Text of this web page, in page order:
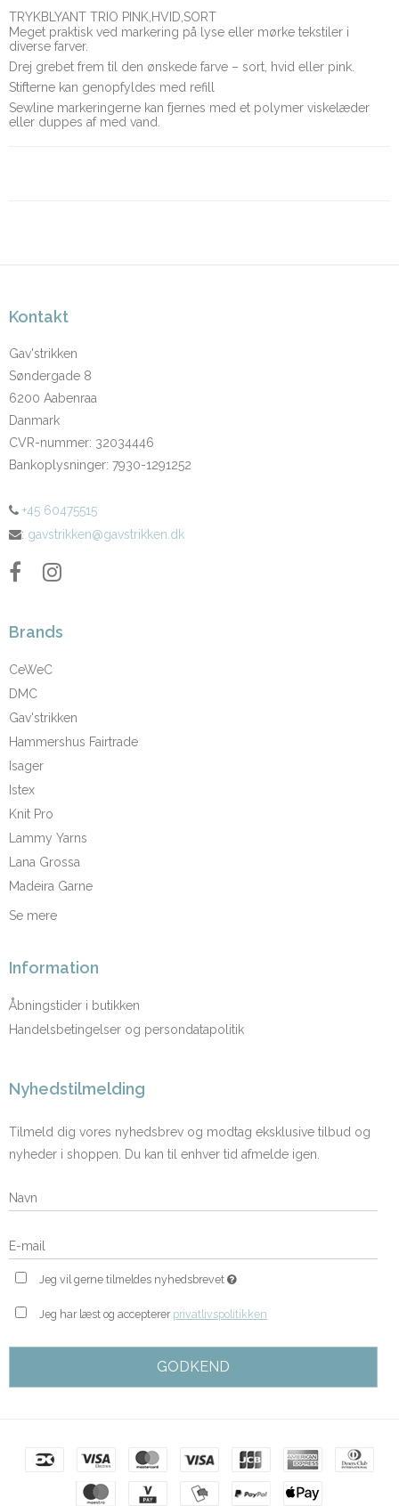
TRYKBLYANT TRIO PINK,HVID,SORT
Meget praktisk ved markering på lyse eller mørke tekstiler i
diverse farver.
Drej grebet frem til den ønskede farve – sort, hvid eller pink.
Stifterne kan genopfyldes med refill
Sewline markeringerne kan fjernes med et polymer viskelæder
eller duppes af med vand.
Kontakt
Gav'strikken
Søndergade 8
6200 Aabenraa
Danmark
CVR-nummer: 32034446
Bankoplysninger: 7930-1291252
+45 60475515
: gavstrikken@gavstrikken.dk
Brands
CeWeC
DMC
Gav'strikken
Hammershus Fairtrade
Isager
Istex
Knit Pro
Lammy Yarns
Lana Grossa
Madeira Garne
Se mere
Information
Åbningstider i butikken
Handelsbetingelser og persondatapolitik
Nyhedstilmelding
Tilmeld dig vores nyhedsbrev og modtag eksklusive tilbud og
nyheder i shoppen. Du kan til enhver tid afmelde igen.
Jeg vil gerne tilmeldes nyhedsbrevet
Jeg har læst og accepterer privatlivspolitikken
GODKEND